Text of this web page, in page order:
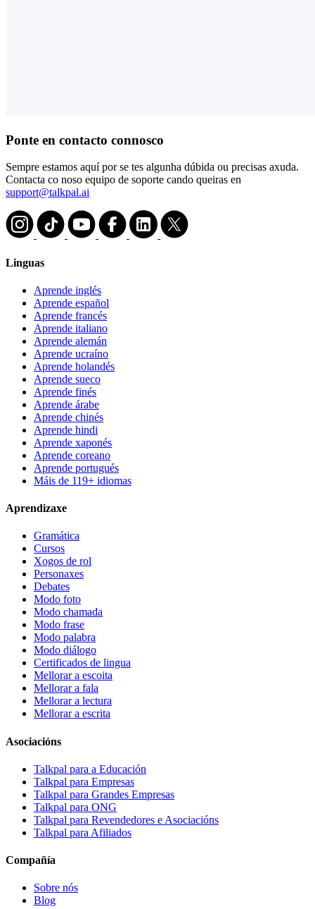
Ponte en contacto connosco
Sempre estamos aquí por se tes algunha dúbida ou precisas axuda.
Contacta co noso equipo de soporte cando queiras en
support@talkpal.ai
Linguas
Aprende inglés
Aprende español
Aprende francés
Aprende italiano
Aprende alemán
Aprende ucraíno
Aprende holandés
Aprende sueco
Aprende finés
Aprende árabe
Aprende chinés
Aprende hindi
Aprende xaponés
Aprende coreano
Aprende portugués
Máis de 119+ idiomas
Aprendizaxe
Gramática
Cursos
Xogos de rol
Personaxes
Debates
Modo foto
Modo chamada
Modo frase
Modo palabra
Modo diálogo
Certificados de lingua
Mellorar a escoita
Mellorar a fala
Mellorar a lectura
Mellorar a escrita
Asociacións
Talkpal para a Educación
Talkpal para Empresas
Talkpal para Grandes Empresas
Talkpal para ONG
Talkpal para Revendedores e Asociacións
Talkpal para Afiliados
Compañía
Sobre nós
Blog